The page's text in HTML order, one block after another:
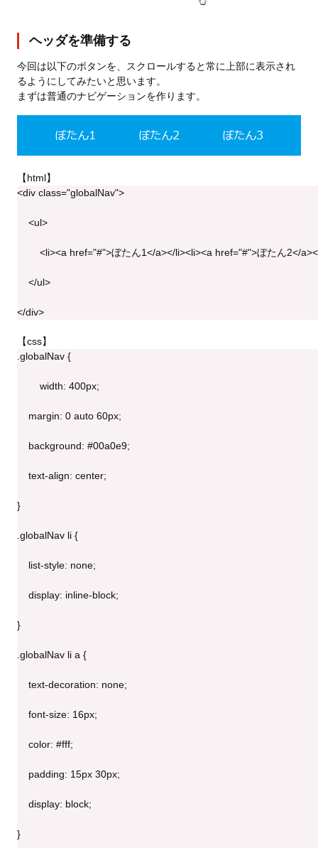
ヘッダを準備する
今回は以下のボタンを、スクロールすると常に上部に表示され
るようにしてみたいと思います。
まずは普通のナビゲーションを作ります。
【html】
<div class="globalNav">
    <ul>
<li><a href="#">ぼたん1</a></li><li><a href="#">ぼたん2</
    </ul>
</div>
【css】
.globalNav {
	width: 400px;
    margin: 0 auto 60px;
    background: #00a0e9;
    text-align: center;
}
.globalNav li {
    list-style: none;
    display: inline-block;
}
.globalNav li a {
    text-decoration: none;
    font-size: 16px;
    color: #fff;
    padding: 15px 30px;
    display: block;
}